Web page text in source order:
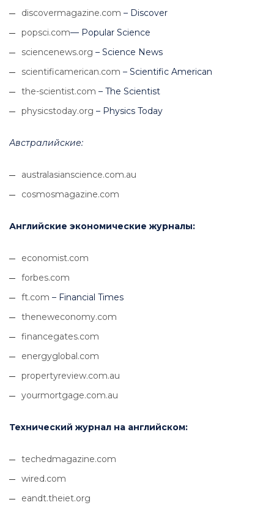
discovermagazine.com – Discover
popsci.com— Popular Science
sciencenews.org – Science News
scientificamerican.com – Scientific American
the-scientist.com – The Scientist
physicstoday.org – Physics Today
Австралийские:
australasianscience.com.au
cosmosmagazine.com
Английские экономические журналы:
economist.com
forbes.com
ft.com – Financial Times
theneweconomy.com
financegates.com
energyglobal.com
propertyreview.com.au
yourmortgage.com.au
Технический журнал на английском:
techedmagazine.com
wired.com
eandt.theiet.org